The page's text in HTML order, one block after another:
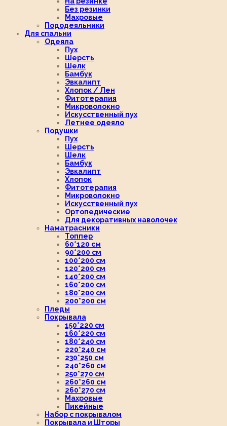
Без резинки
Махровые
Пододеяльники
Для спальни
Одеяла
Пух
Шерсть
Шелк
Бамбук
Эвкалипт
Хлопок / Лен
Фитотерапия
Микроволокно
Искусственный пух
Летнее одеяло
Подушки
Пух
Шерсть
Шелк
Бамбук
Эвкалипт
Хлопок
Фитотерапия
Микроволокно
Искусственный пух
Ортопедические
Для декоративных наволочек
Наматрасники
Топпер
60*120 см
90*200 см
100*200 см
120*200 см
140*200 см
160*200 см
180*200 см
200*200 см
Пледы
Покрывала
150*220 см
160*220 см
180*240 см
220*240 см
230*250 см
240*260 см
250*270 см
260*260 см
260*270 см
Махровые
Пикейные
Набор с покрывалом
Покрывала и Шторы